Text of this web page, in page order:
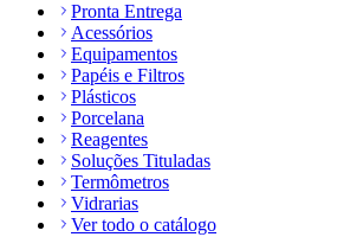
Pronta Entrega
Acessórios
Equipamentos
Papéis e Filtros
Plásticos
Porcelana
Reagentes
Soluções Tituladas
Termômetros
Vidrarias
Ver todo o catálogo